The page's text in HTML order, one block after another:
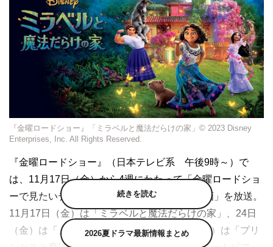
『金曜ロードショー』「ミラベルと魔法だらけの家」© 2023 Disney
Enterprises, Inc. All Rights Reserved.
『金曜ロードショー』（日本テレビ系 午後9時～）で
は、11月17日（金）から4週にわたって「金曜ロードショ
ーで見たいディズニー長編アニメーション映画」を放送。
11月17日（金）は「ミラベルと魔法だらけの家」、24日
（金）は「ノートルダムの鐘」、12月1日（金）は「プリ
続きを読む
2026夏ドラマ最新情報まとめ